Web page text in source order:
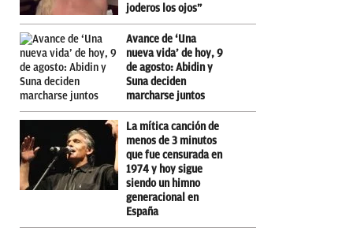
joderos los ojos”
Avance de ‘Una
nueva vida’ de hoy, 9
de agosto: Abidin y
Suna deciden
marcharse juntos
La mítica canción de
menos de 3 minutos
que fue censurada en
1974 y hoy sigue
siendo un himno
generacional en
España